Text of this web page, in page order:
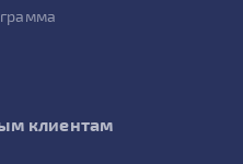
клиентам